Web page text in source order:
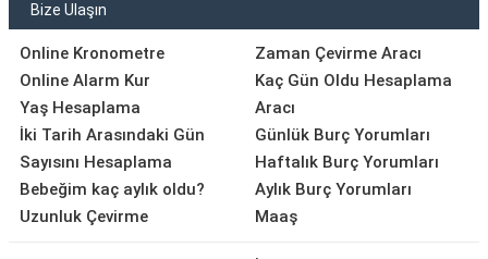
Bize Ulaşın
Online Kronometre
Online Alarm Kur
Yaş Hesaplama
İki Tarih Arasındaki Gün
Sayısını Hesaplama
Bebeğim kaç aylık oldu?
Uzunluk Çevirme
Zaman Çevirme Aracı
Kaç Gün Oldu Hesaplama
Aracı
Günlük Burç Yorumları
Haftalık Burç Yorumları
Aylık Burç Yorumları
Maaş